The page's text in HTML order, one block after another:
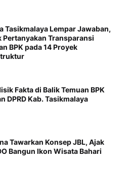
Tasikmalaya Lempar Jawaban,
Pertanyakan Transparansi
BPK pada 14 Proyek
Fakta di Balik Temuan BPK
DPRD Kab. Tasikmalaya
Tawarkan Konsep JBL, Ajak
Bangun Ikon Wisata Bahari